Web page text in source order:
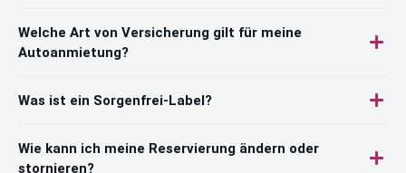
Welche Art von Versicherung gilt für meine
Autoanmietung?
Was ist ein Sorgenfrei-Label?
Wie kann ich meine Reservierung ändern oder
stornieren?